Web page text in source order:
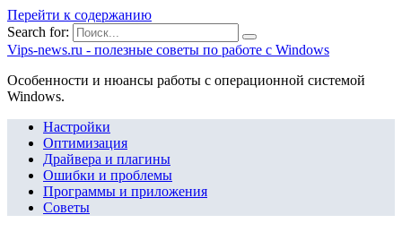
Перейти к содержанию
Search for:
Vips-news.ru - полезные советы по работе с Windows
Особенности и нюансы работы с операционной системой
Windows.
Настройки
Оптимизация
Драйвера и плагины
Ошибки и проблемы
Программы и приложения
Советы